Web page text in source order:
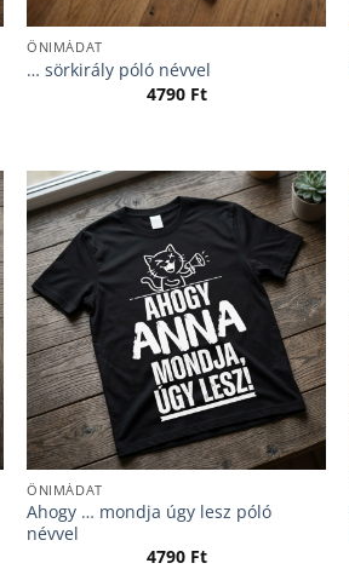
ÖNIMÁDAT
… sörkirály póló névvel
4790 Ft
ÖNIMÁDAT
Ahogy … mondja úgy lesz póló
névvel
4790 Ft